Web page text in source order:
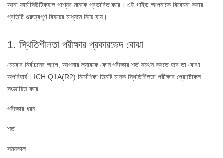
আনা ফার্মাসিউটিক্যাল পণ্যের মানকে প্রভাবিত করে। এই গাইড আপনাকে বিবেচনা করার
প্রতিটি গুরুত্বপূর্ণ বিষয়ের মাধ্যমে নিয়ে যায়।
1. স্থিতিশীলতা পরীক্ষার প্রকারভেদ বোঝা
চেম্বার নির্বাচনের আগে, আপনার ল্যাবকে কোন পরীক্ষার শর্ত সমর্থন করতে হবে তা বোঝা
অপরিহার্য। ICH Q1A(R2) নির্দেশিকা তিনটি মানক স্থিতিশীলতা পরীক্ষার প্রোটোকল
সংজ্ঞায়িত করে:
পরীক্ষার ধরন
শর্ত
সময়কাল